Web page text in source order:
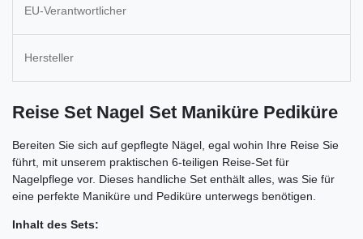
EU-Verantwortlicher
Hersteller
Reise Set Nagel Set Maniküre Pediküre
Bereiten Sie sich auf gepflegte Nägel, egal wohin Ihre Reise Sie
führt, mit unserem praktischen 6-teiligen Reise-Set für
Nagelpflege vor. Dieses handliche Set enthält alles, was Sie für
eine perfekte Maniküre und Pediküre unterwegs benötigen.
Inhalt des Sets: